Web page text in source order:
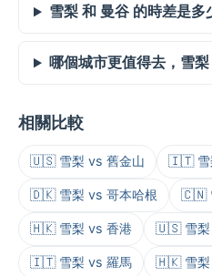
雪梨 和 曼谷 的時差是多
哪個城市更值得去，雪梨
相關比較
🇺🇸 雪梨 vs 舊金山 🇮🇹 雪
🇩🇰 雪梨 vs 哥本哈根 🇨🇳
🇭🇰 雪梨 vs 香港 🇺🇸 雪梨
🇮🇹 雪梨 vs 羅馬 🇭🇰 雪梨